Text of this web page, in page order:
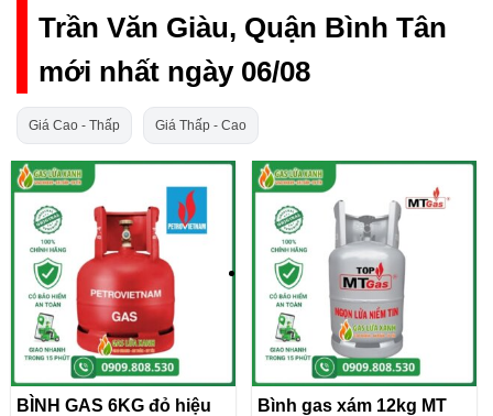
Trần Văn Giàu, Quận Bình Tân
mới nhất ngày 06/08
Giá Cao - Thấp Giá Thấp - Cao
BÌNH GAS 6KG đỏ hiệu
Bình gas xám 12kg MT